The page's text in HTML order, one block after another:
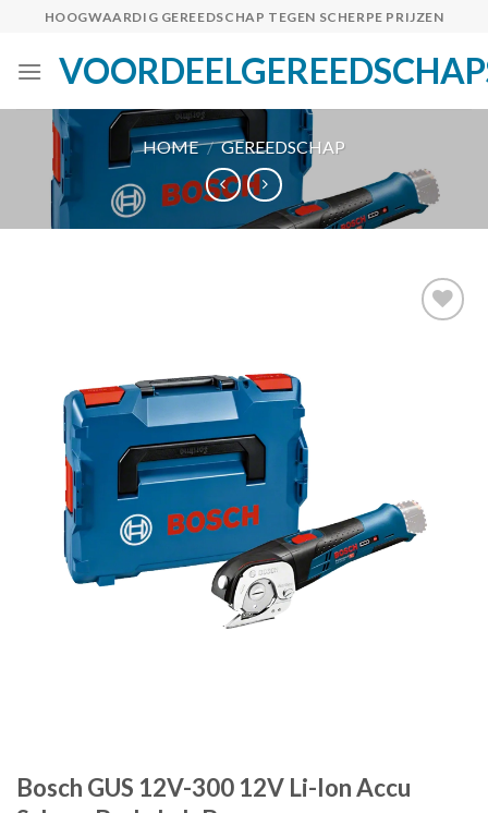
content
HOOGWAARDIG GEREEDSCHAP TEGEN SCHERPE PRIJZEN
HOME / GEREEDSCHAP
Bosch GUS 12V-300 12V Li-Ion Accu